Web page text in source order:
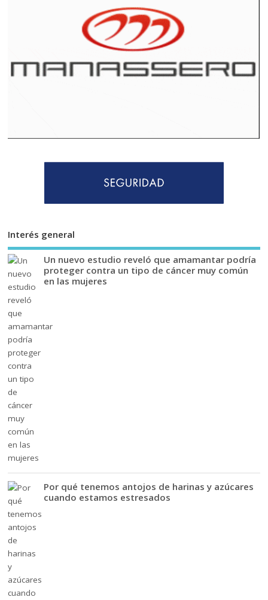
Interés general
Un nuevo estudio reveló que amamantar podría
proteger contra un tipo de cáncer muy común
en las mujeres
Por qué tenemos antojos de harinas y azúcares
cuando estamos estresados